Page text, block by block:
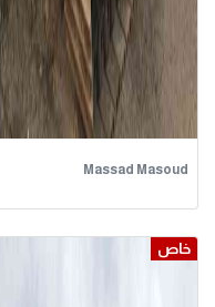
Massad Masoud
خاص